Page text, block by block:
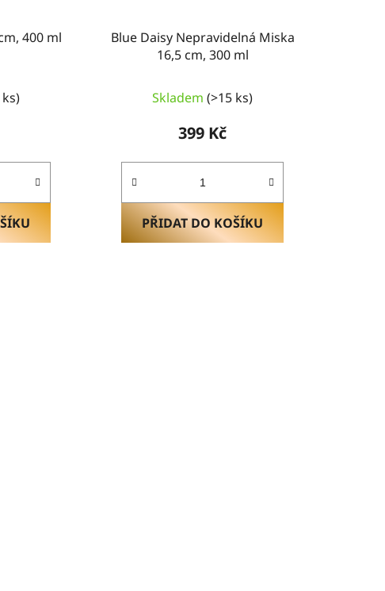
400 ml
Blue Daisy Nepravidelná Miska
16,5 cm, 300 ml
hodnocení
je
5
hvězdiček.
Skladem(>15 ks)
399 Kč
PŘIDAT DO KOŠÍKU